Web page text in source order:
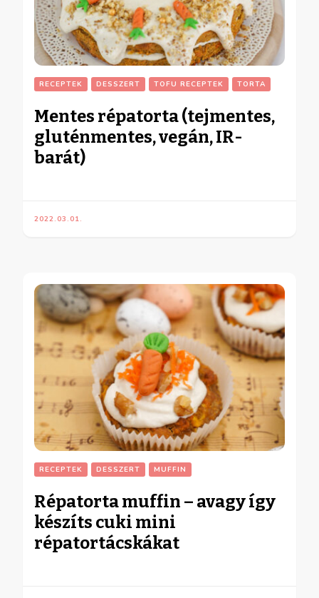
RECEPTEK DESSZERT TOFU RECEPTEK TORTA
Mentes répatorta (tejmentes,
gluténmentes, vegán, IR-
barát)
2022.03.01.
RECEPTEK DESSZERT MUFFIN
Répatorta muffin – avagy így
készíts cuki mini
répatortácskákat